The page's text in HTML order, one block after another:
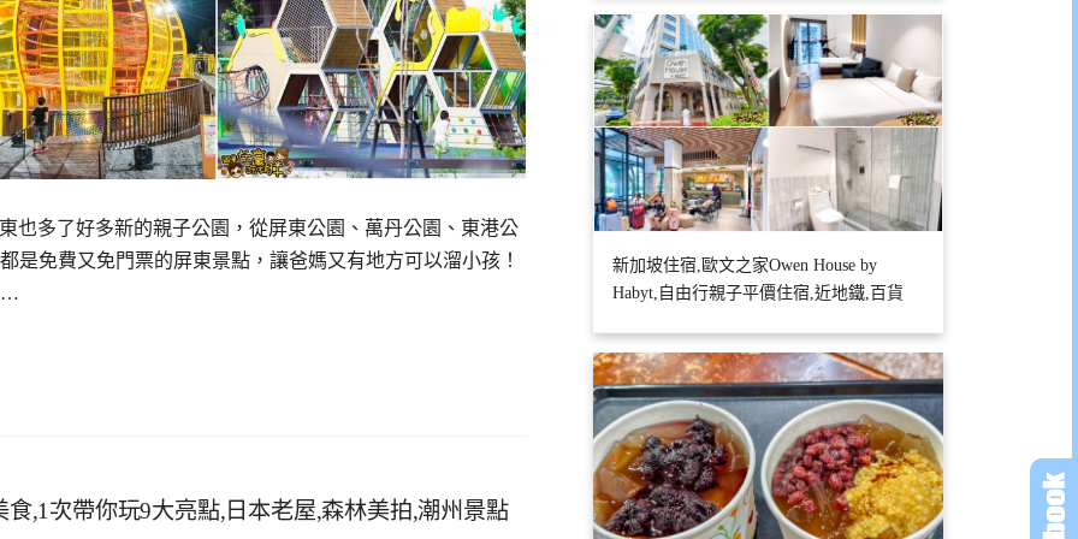
也多了好多新的親子公園，從屏東公園、萬丹公園、東港公
是免費又免門票的屏東景點，讓爸媽又有地方可以溜小孩！
…
,1次帶你玩9大亮點,日本老屋,森林美拍,潮州景點
新加坡住宿,歐文之家Owen House by
Habyt,自由行親子平價住宿,近地鐵,百貨